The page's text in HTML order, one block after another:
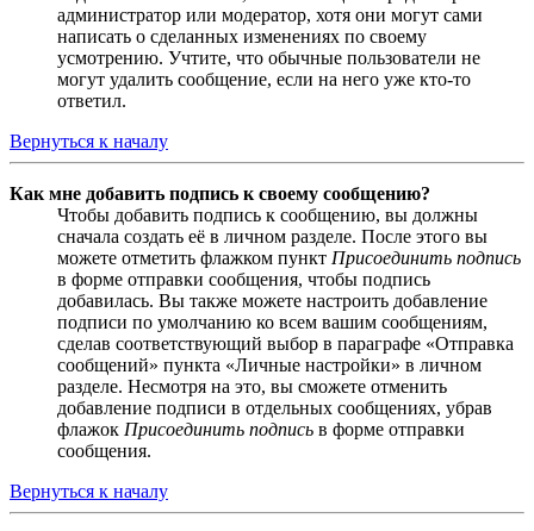
администратор или модератор, хотя они могут сами
написать о сделанных изменениях по своему
усмотрению. Учтите, что обычные пользователи не
могут удалить сообщение, если на него уже кто-то
ответил.
Вернуться к началу
Как мне добавить подпись к своему сообщению?
Чтобы добавить подпись к сообщению, вы должны
сначала создать её в личном разделе. После этого вы
можете отметить флажком пункт Присоединить подпись
в форме отправки сообщения, чтобы подпись
добавилась. Вы также можете настроить добавление
подписи по умолчанию ко всем вашим сообщениям,
сделав соответствующий выбор в параграфе «Отправка
сообщений» пункта «Личные настройки» в личном
разделе. Несмотря на это, вы сможете отменить
добавление подписи в отдельных сообщениях, убрав
флажок Присоединить подпись в форме отправки
сообщения.
Вернуться к началу